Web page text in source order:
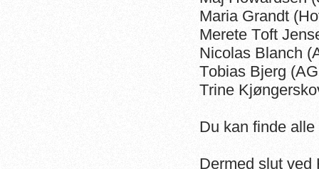
Maria Grandt
Merete Toft
Nicolas Blanch
Tobias Bjerg
Trine
Du kan finde
Dermed slut ved